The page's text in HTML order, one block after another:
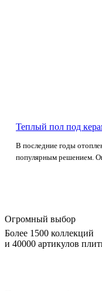
Теплый пол под
В последние годы
популярным решением. Он
Огромный выбор
Более 1500 коллекций
и 40000 артикулов